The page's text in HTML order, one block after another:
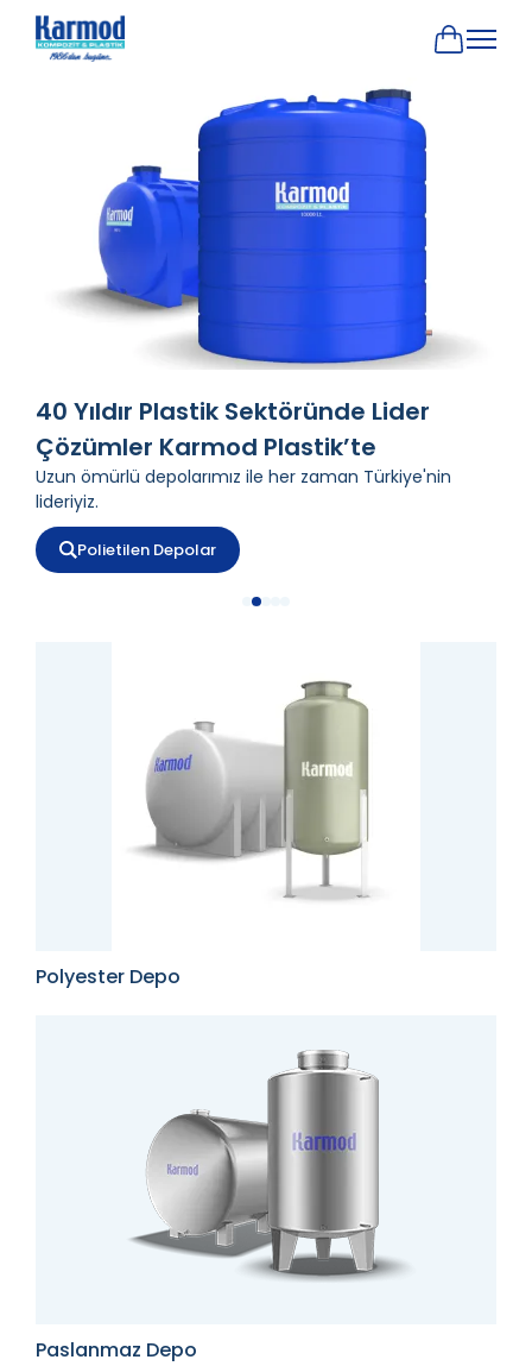
40 Yıldır Plastik Sektöründe Lider
Çözümler Karmod Plastik’te
Uzun ömürlü depolarımız ile her zaman Türkiye'nin
lideriyiz.
Polietilen Depolar
Polyester Depo
Paslanmaz Depo